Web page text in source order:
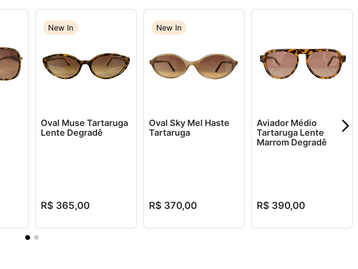
New In
New In
Oval Muse Tartaruga
Lente Degradê
R$ 365,00
New In
Oval Sky Mel Haste
Tartaruga
R$ 370,00
Aviador Médio
Tartaruga Lente
Marrom Degradê
R$ 390,00